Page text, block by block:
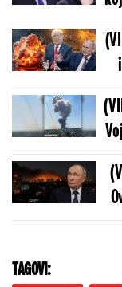
TAGOVI: